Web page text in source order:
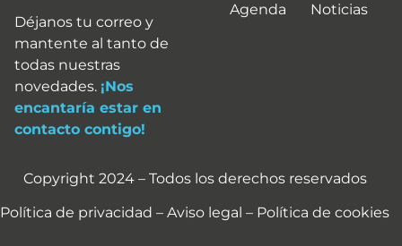
Déjanos tu correo y
mantente al tanto de
todas nuestras
novedades. ¡Nos
encantaría estar en
contacto contigo!
Agenda Noticias
Copyright 2024 – Todos los derechos reservados
Política de privacidad – Aviso legal – Política de cookies